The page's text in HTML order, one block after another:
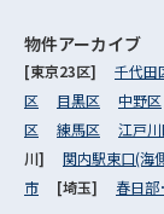
物件アーカイブ
[東京23区] 千代田
区
目黒区 中野区
区
練馬区 江戸川
川] 関内駅東口(海
市
[埼玉] 春日部